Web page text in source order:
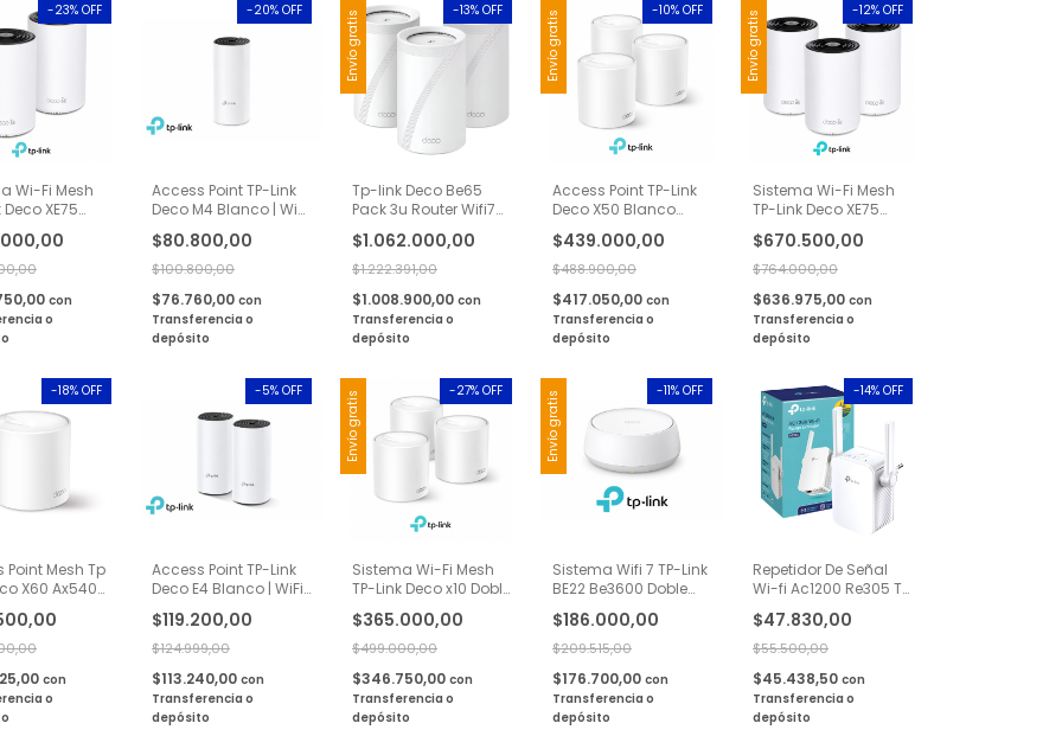
Wi-Fi Mesh
Deco XE75
2
-23% OFF
con
o
Access Point TP-Link
Deco M4 Blanco | WiFi
Gigabite Doble
Banda 1 Pack
$80.800,00
-20% OFF
$100.800,00
$76.760,00 con
Transferencia o
depósito
Envío gratis
Tp-link Deco Be65
Pack 3u Router Wifi7
Mesh
$1.062.000,00
-13% OFF
$1.222.391,00
$1.008.900,00 con
Transferencia o
depósito
Envío gratis
Access Point TP-Link
Deco X50 Blanco
Gigabit 3 Pack
$439.000,00
-10% OFF
$488.900,00
$417.050,00 con
Transferencia o
depósito
Envío gratis
Sistema Wi-Fi Mesh
TP-Link Deco XE75
Gigabit AXE5400 3
Pack
$670.500,00
-12% OFF
$764.000,00
$636.975,00 con
Transferencia o
depósito
Point Mesh Tp
X60 Ax5400
-18% OFF
con
o
Access Point TP-Link
Deco E4 Blanco | WiFi
Banda 2 Pack
$119.200,00
-5% OFF
$124.999,00
$113.240,00 con
Transferencia o
depósito
Envío gratis
Sistema Wi-Fi Mesh
TP-Link Deco x10 Doble
Gigabit 3 Pack
$365.000,00
-27% OFF
$499.000,00
$346.750,00 con
Transferencia o
depósito
Envío gratis
Sistema Wifi 7 TP-Link
BE22 Be3600 Doble
$186.000,00
-11% OFF
$209.515,00
$176.700,00 con
Transferencia o
depósito
Repetidor De Señal
Wi-fi Ac1200 Re305 Tp
Blanco
$47.830,00
-14% OFF
$55.500,00
$45.438,50 con
Transferencia o
depósito